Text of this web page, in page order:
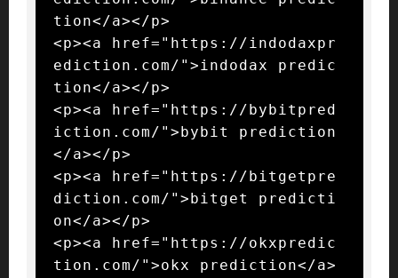
tion</a></p>
<p><a href="https://indodaxpr
ediction.com/">indodax predic
tion</a></p>
<p><a href="https://bybitpred
iction.com/">bybit prediction
</a></p>
<p><a href="https://bitgetpre
diction.com/">bitget predicti
on</a></p>
<p><a href="https://okxpredic
tion.com/">okx prediction</a>